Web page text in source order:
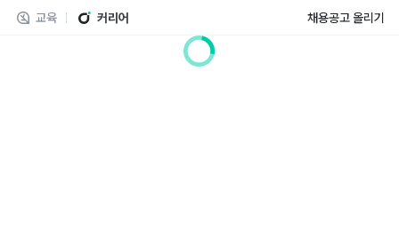
교육 커리어 채용공고 올리기